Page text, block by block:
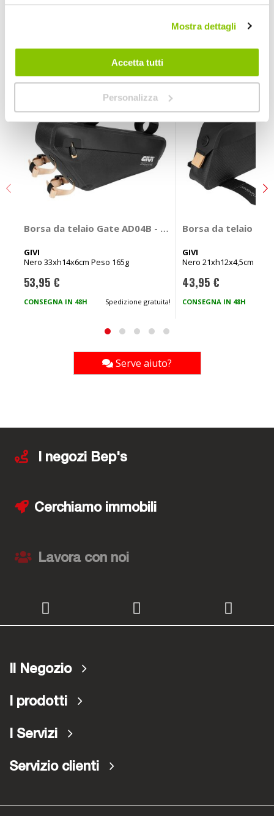
Mostra dettagli
Accetta tutti
Personalizza
Borsa da telaio Gate AD04B - GIVI
GIVI
Nero 33xh14x6cm Peso 165g
53,95 €
CONSEGNA IN 48H Spedizione gratuita!
Borsa da telaio
GIVI
Nero 21xh12x4,5cm
43,95 €
CONSEGNA IN 48H
Serve aiuto?
I negozi Bep's
Cerchiamo immobili
Lavora con noi
Il Negozio
I prodotti
I Servizi
Servizio clienti